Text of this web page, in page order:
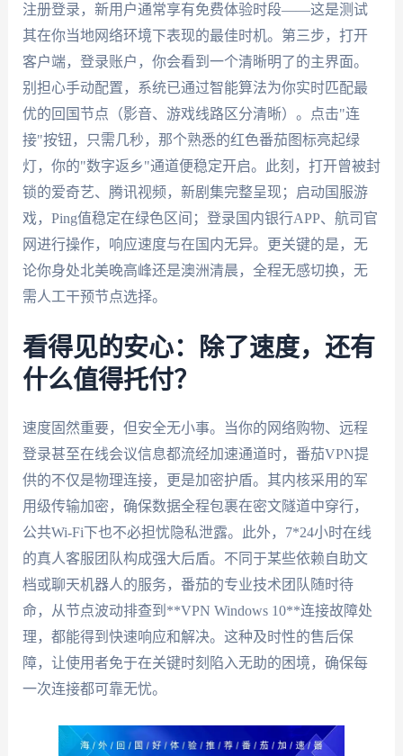
注册登录，新用户通常享有免费体验时段——这是测试
其在你当地网络环境下表现的最佳时机。第三步，打开
客户端，登录账户，你会看到一个清晰明了的主界面。
别担心手动配置，系统已通过智能算法为你实时匹配最
优的回国节点（影音、游戏线路区分清晰）。点击"连
接"按钮，只需几秒，那个熟悉的红色番茄图标亮起绿
灯，你的"数字返乡"通道便稳定开启。此刻，打开曾被封
锁的爱奇艺、腾讯视频，新剧集完整呈现；启动国服游
戏，Ping值稳定在绿色区间；登录国内银行APP、航司官
网进行操作，响应速度与在国内无异。更关键的是，无
论你身处北美晚高峰还是澳洲清晨，全程无感切换，无
需人工干预节点选择。
看得见的安心：除了速度，还有
什么值得托付？
速度固然重要，但安全无小事。当你的网络购物、远程
登录甚至在线会议信息都流经加速通道时，番茄VPN提
供的不仅是物理连接，更是加密护盾。其内核采用的军
用级传输加密，确保数据全程包裹在密文隧道中穿行，
公共Wi-Fi下也不必担忧隐私泄露。此外，7*24小时在线
的真人客服团队构成强大后盾。不同于某些依赖自助文
档或聊天机器人的服务，番茄的专业技术团队随时待
命，从节点波动排查到**VPN Windows 10**连接故障处
理，都能得到快速响应和解决。这种及时性的售后保
障，让使用者免于在关键时刻陷入无助的困境，确保每
一次连接都可靠无忧。